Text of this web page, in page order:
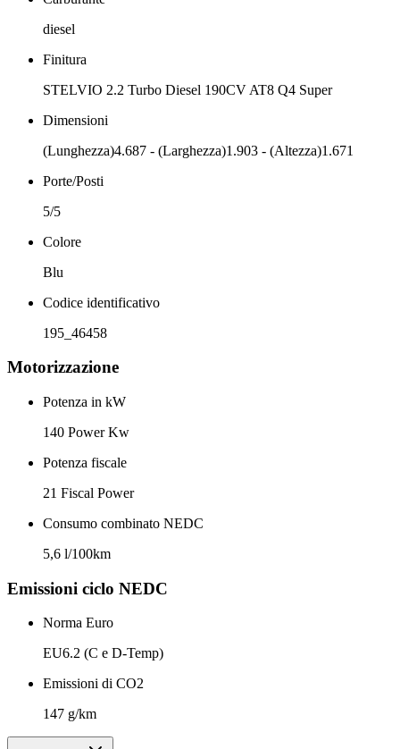
diesel
Finitura
STELVIO 2.2 Turbo Diesel 190CV AT8 Q4 Super
Dimensioni
(Lunghezza)4.687 - (Larghezza)1.903 - (Altezza)1.671
Porte/Posti
5/5
Colore
Blu
Codice identificativo
195_46458
Motorizzazione
Potenza in kW
140 Power Kw
Potenza fiscale
21 Fiscal Power
Consumo combinato NEDC
5,6 l/100km
Emissioni ciclo NEDC
Norma Euro
EU6.2 (C e D-Temp)
Emissioni di CO2
147 g/km